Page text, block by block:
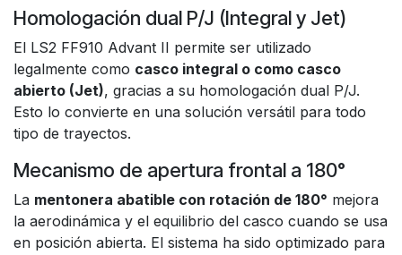
Homologación dual P/J (Integral y Jet)
El LS2 FF910 Advant II permite ser utilizado
legalmente como casco integral o como casco
abierto (Jet), gracias a su homologación dual P/J.
Esto lo convierte en una solución versátil para todo
tipo de trayectos.
Mecanismo de apertura frontal a 180°
La mentonera abatible con rotación de 180° mejora
la aerodinámica y el equilibrio del casco cuando se usa
en posición abierta. El sistema ha sido optimizado para